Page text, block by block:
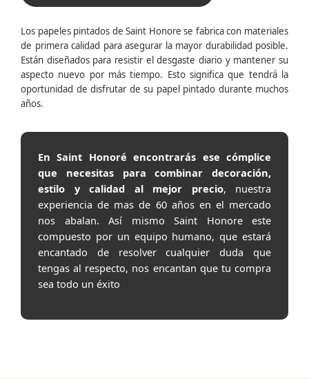
Los papeles pintados de Saint Honore se fabrica con materiales
de primera calidad para asegurar la mayor durabilidad posible.
Están diseñados para resistir el desgaste diario y mantener su
aspecto nuevo por más tiempo. Esto significa que tendrá la
oportunidad de disfrutar de su papel pintado durante muchos
años.
En Saint Honoré encontrarás ese cómplice
que necesitas para combinar decoración,
estilo y calidad al mejor precio, nuestra
experiencia de mas de 60 años en el mercado
nos abalan. Así mismo Saint Honore este
compuesto por un equipo humano, que estará
encantado de resolver cualquier duda que
tengas al respecto, nos encantan que tu compra
sea todo un éxito